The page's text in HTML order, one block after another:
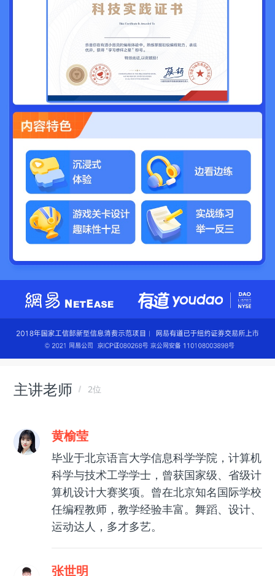
主讲老师 2位
黄榆莹
毕业于北京语言大学信息科学学院，计算机
科学与技术工学学士，曾获国家级、省级计
算机设计大赛奖项。曾在北京知名国际学校
任编程教师，教学经验丰富。舞蹈、设计、
运动达人，多才多艺。
张世明